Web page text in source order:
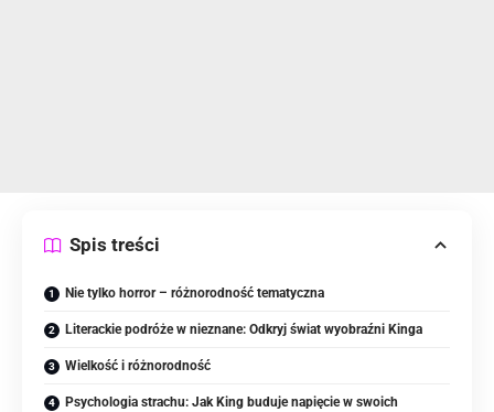
Spis treści
Nie tylko horror – różnorodność tematyczna
Literackie podróże w nieznane: Odkryj świat wyobraźni Kinga
Wielkość i różnorodność
Psychologia strachu: Jak King buduje napięcie w swoich